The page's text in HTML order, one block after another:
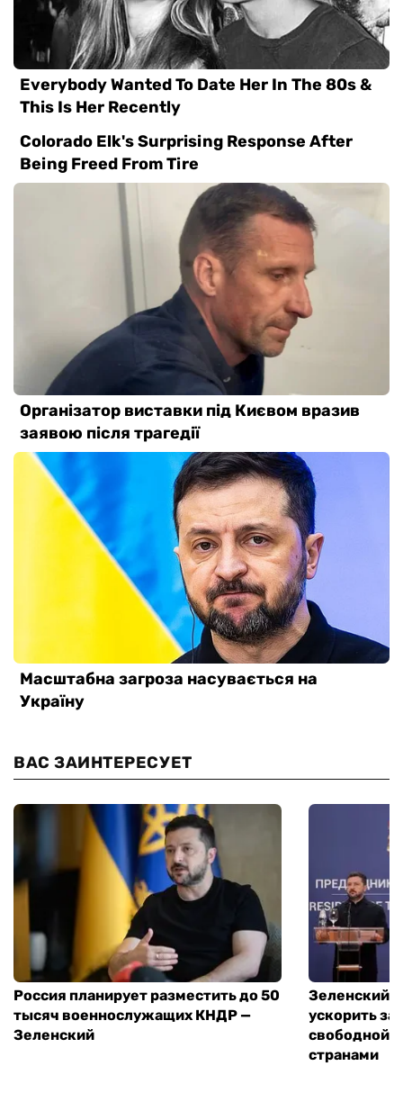
ВАС ЗАИНТЕРЕСУЕТ
Россия планирует разместить до 50
тысяч военнослужащих КНДР —
Зеленский
Зеленский
ускорить
свободной
странами